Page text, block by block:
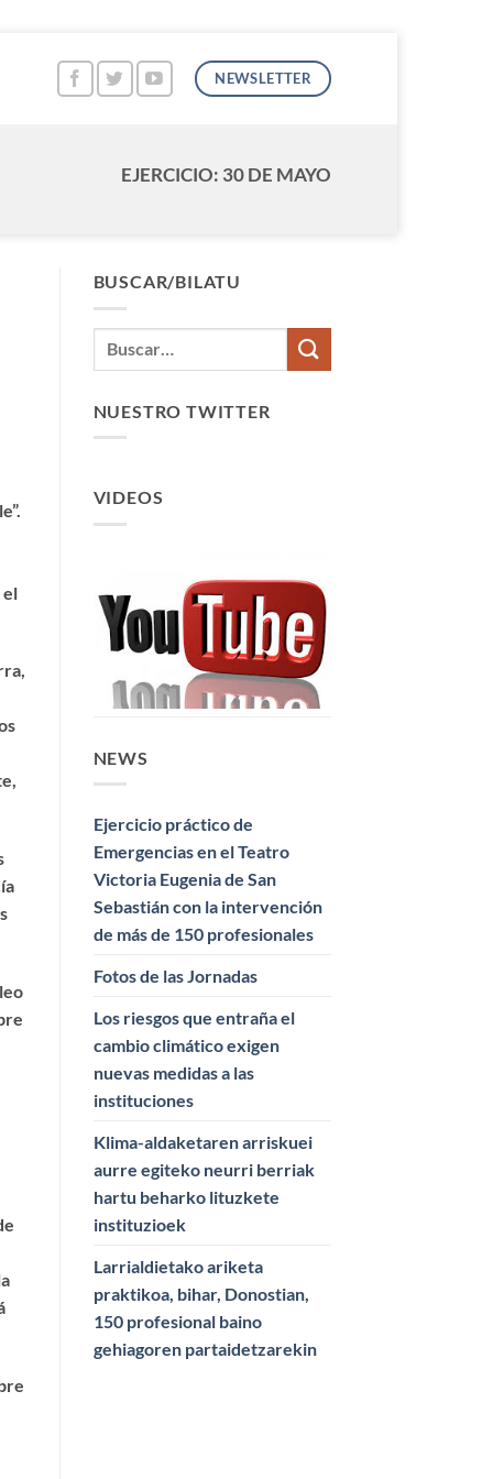
NEWSLETTER
EJERCICIO: 30 DE MAYO
el
BUSCAR/BILATU
NUESTRO TWITTER
VIDEOS
NEWS
Ejercicio práctico de
Emergencias en el Teatro
Victoria Eugenia de San
Sebastián con la intervención
de más de 150 profesionales
Fotos de las Jornadas
Los riesgos que entraña el
cambio climático exigen
nuevas medidas a las
instituciones
Klima-aldaketaren arriskuei
aurre egiteko neurri berriak
hartu beharko lituzkete
instituzioek
Larrialdietako ariketa
praktikoa, bihar, Donostian,
150 profesional baino
gehiagoren partaidetzarekin